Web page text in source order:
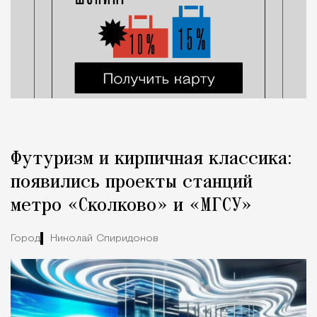
Футуризм и кирпичная классика:
появились проекты станций
метро «Сколково» и «МГСУ»
Город Николай Спиридонов